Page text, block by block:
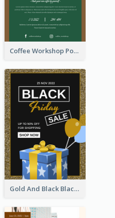
Coffee Workshop Poster
Gold And Black Black Friday Specials Poster